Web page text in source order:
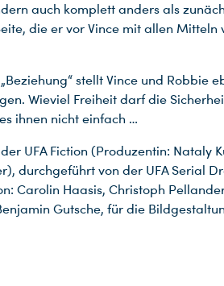
auch komplett anders als
die er vor Vince mit allen Mitteln
stellt Vince und Robbie
Wieviel Freiheit darf die
ihnen nicht einfach …
UFA Fiction (Produzentin: Nataly
durchgeführt von der UFA Serial
Carolin Haasis, Christoph
Gutsche, für die